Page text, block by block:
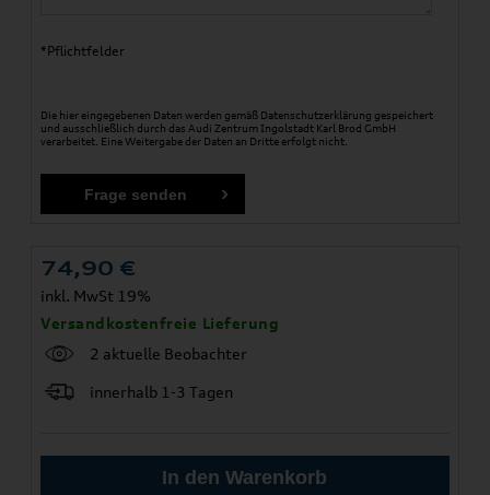
*Pflichtfelder
Die hier eingegebenen Daten werden gemäß Datenschutzerklärung gespeichert
und ausschließlich durch das Audi Zentrum Ingolstadt Karl Brod GmbH
verarbeitet. Eine Weitergabe der Daten an Dritte erfolgt nicht.
74,90 €
inkl. MwSt 19%
Versandkostenfreie Lieferung
2 aktuelle Beobachter
innerhalb 1-3 Tagen